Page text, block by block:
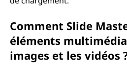
Comment Slide
éléments
images et les vidéos